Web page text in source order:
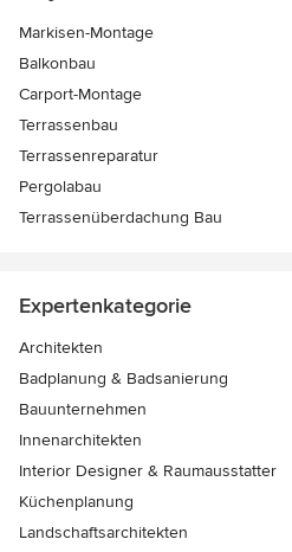
Markisen-Montage
Balkonbau
Carport-Montage
Terrassenbau
Terrassenreparatur
Pergolabau
Terrassenüberdachung Bau
Expertenkategorie
Architekten
Badplanung & Badsanierung
Bauunternehmen
Innenarchitekten
Interior Designer & Raumausstatter
Küchenplanung
Landschaftsarchitekten